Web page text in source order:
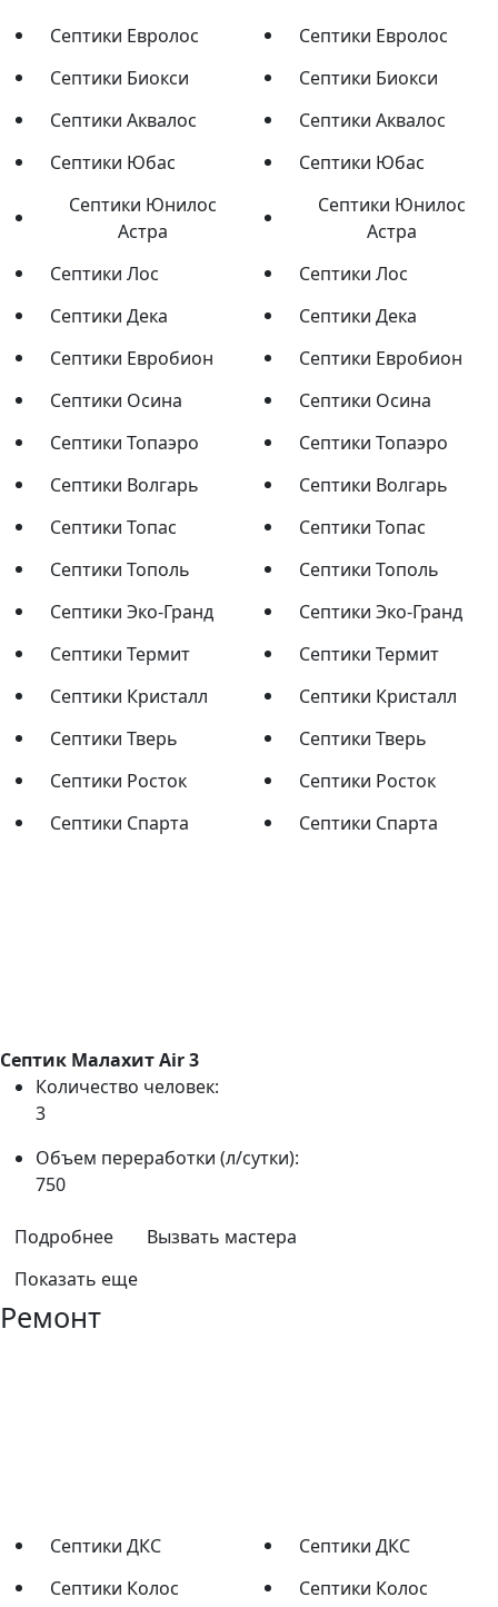
Септики Евролос
Септики Биокси
Септики Аквалос
Септики Юбас
Септики Юнилос
Астра
Септики Лос
Септики Дека
Септики Евробион
Септики Осина
Септики Топаэро
Септики Волгарь
Септики Топас
Септики Тополь
Септики Эко-Гранд
Септики Термит
Септики Кристалл
Септики Тверь
Септики Росток
Септики Спарта
Септики Евролос
Септики Биокси
Септики Аквалос
Септики Юбас
Септики Юнилос
Астра
Септики Лос
Септики Дека
Септики Евробион
Септики Осина
Септики Топаэро
Септики Волгарь
Септики Топас
Септики Тополь
Септики Эко-Гранд
Септики Термит
Септики Кристалл
Септики Тверь
Септики Росток
Септики Спарта
Септик Малахит Air 3
Количество человек:
3
Объем переработки (л/сутки):
750
Подробнее
Вызвать мастера
Показать еще
Ремонт
Септики ДКС
Септики Колос
Септики ДКС
Септики Колос